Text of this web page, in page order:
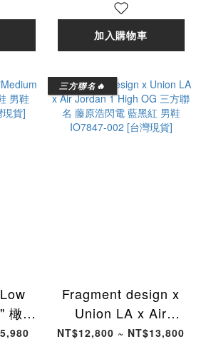
[國內代購]
加入購物車
橄欖
三方聯名🔥
Fragment design x
Union LA x Air
Jordan 1 High OG 三
NT$12,800 ~ NT$13,800